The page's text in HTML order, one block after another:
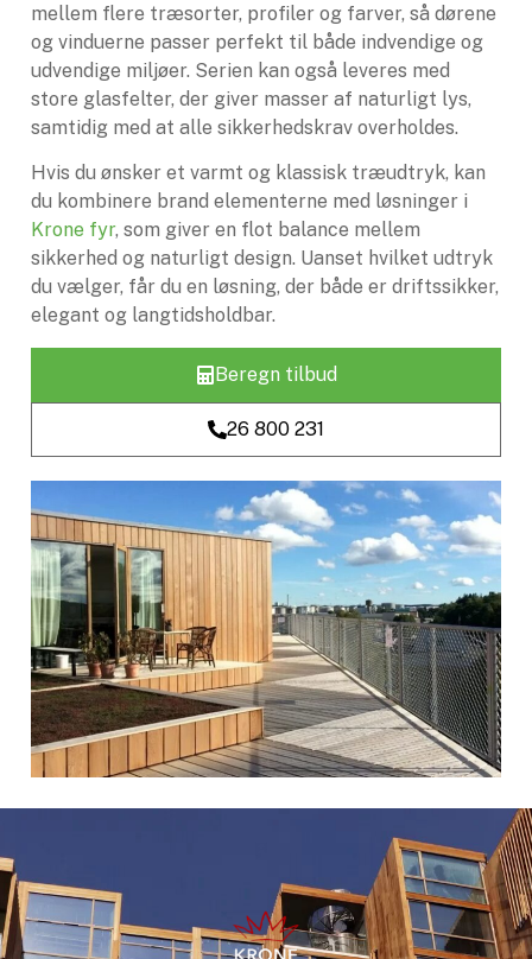
mellem flere træsorter, profiler og farver, så dørene
og vinduerne passer perfekt til både indvendige og
udvendige miljøer. Serien kan også leveres med
store glasfelter, der giver masser af naturligt lys,
samtidig med at alle sikkerhedskrav overholdes.
Hvis du ønsker et varmt og klassisk træudtryk, kan
du kombinere brand elementerne med løsninger i
Krone fyr, som giver en flot balance mellem
sikkerhed og naturligt design. Uanset hvilket udtryk
du vælger, får du en løsning, der både er driftssikker,
elegant og langtidsholdbar.
Beregn tilbud
26 800 231